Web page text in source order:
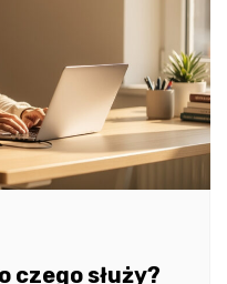
czego służy?